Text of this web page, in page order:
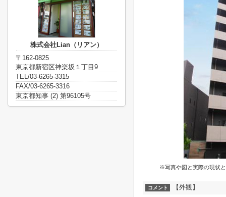
※写真や図と実際の現状
コメント 【外観】
株式会社Lian（リアン）
〒162-0825
東京都新宿区神楽坂１丁目9
TEL/03-6265-3315
FAX/03-6265-3316
東京都知事 (2) 第96105号